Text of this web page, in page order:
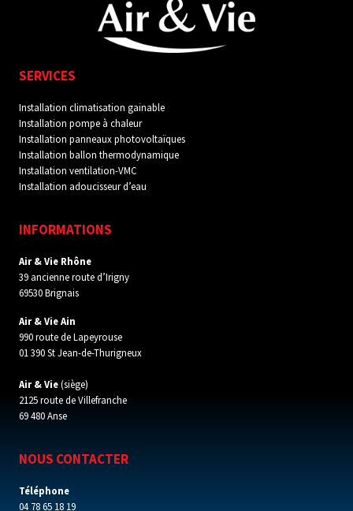
SERVICES
Installation climatisation gainable
Installation pompe à chaleur
Installation panneaux photovoltaïques
Installation ballon thermodynamique
Installation ventilation-VMC
Installation adoucisseur d’eau
INFORMATIONS
Air & Vie Rhône
39 ancienne route d’Irigny
69530 Brignais
Air & Vie Ain
990 route de Lapeyrouse
01 390 St Jean-de-Thurigneux
Air & Vie(siège)
2125 route de Villefranche
69 480 Anse
NOUS CONTACTER
Téléphone
04 78 65 18 19